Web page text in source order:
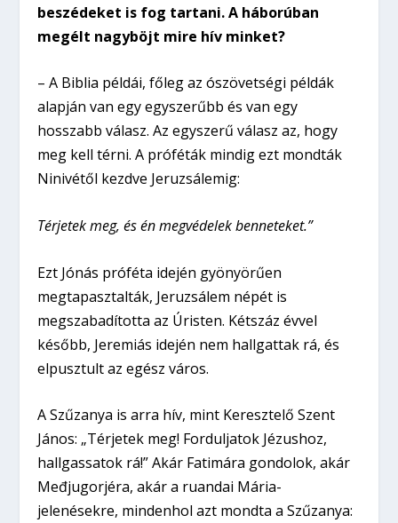
beszédeket is fog tartani. A háborúban
megélt nagyböjt mire hív minket?
– A Biblia példái, főleg az ószövetségi példák
alapján van egy egyszerűbb és van egy
hosszabb válasz. Az egyszerű válasz az, hogy
meg kell térni. A próféták mindig ezt mondták
Ninivétől kezdve Jeruzsálemig:
Térjetek meg, és én megvédelek benneteket.”
Ezt Jónás próféta idején gyönyörűen
megtapasztalták, Jeruzsálem népét is
megszabadította az Úristen. Kétszáz évvel
később, Jeremiás idején nem hallgattak rá, és
elpusztult az egész város.
A Szűzanya is arra hív, mint Keresztelő Szent
János: „Térjetek meg! Forduljatok Jézushoz,
hallgassatok rá!” Akár Fatimára gondolok, akár
Međjugorjéra, akár a ruandai Mária-
jelenésekre, mindenhol azt mondta a Szűzanya: